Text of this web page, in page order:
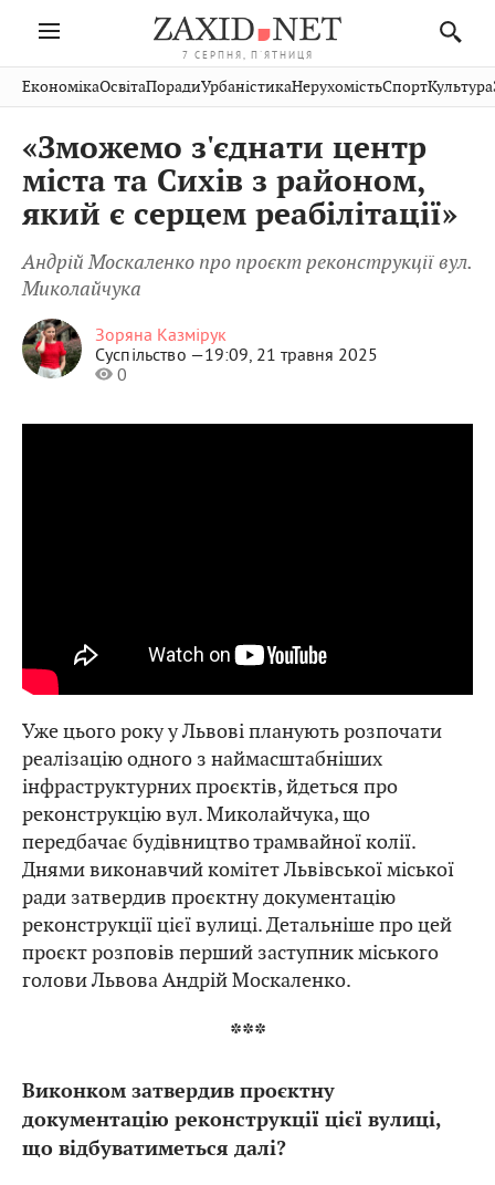
7 СЕРПНЯ, П'ЯТНИЦЯ
Івано-
Франківськ
Волинь
Закарпаття
Рівне
Чернівці
Шептицький
Стрий
Хмельницький
Публікації
Авто СловкоКультура
Кіно Дім СпортКраєзнавство
ФотоОсвітаНерухомість
Домашні
тварини
ЕкономікаОсвітаПорадиУрбаністикаНерухомістьСпортКультура
«Зможемо з'єднати центр
міста та Сихів з районом,
який є серцем реабілітації»
Андрій Москаленко про проєкт реконструкції вул.
Миколайчука
Зоряна Казмірук
Суспільство —19:09, 21 травня 2025
0
Уже цього року у Львові планують розпочати
реалізацію одного з наймасштабніших
інфраструктурних проєктів, йдеться про
реконструкцію вул. Миколайчука, що
передбачає будівництво трамвайної колії.
Днями виконавчий комітет Львівської міської
ради затвердив проєктну документацію
реконструкції цієї вулиці. Детальніше про цей
проєкт розповів перший заступник міського
голови Львова Андрій Москаленко.
***
Виконком затвердив проєктну
документацію реконструкції цієї вулиці,
що відбуватиметься далі?